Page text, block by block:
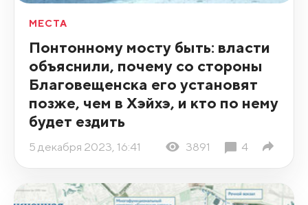
МЕСТА
Понтонному мосту быть: власти
объяснили, почему со стороны
Благовещенска его установят
позже, чем в Хэйхэ, и кто по нему
будет ездить
5 декабря 2023, 16:41 3891 4